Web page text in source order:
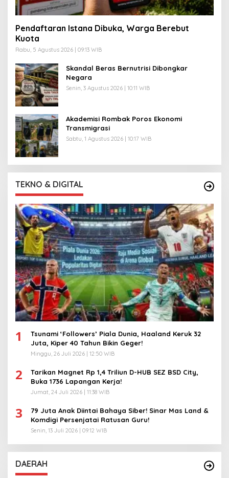
Pendaftaran Istana Dibuka, Warga Berebut
Kuota
Rabu, 5 Agustus 2026 | 09:13 WIB
Skandal Beras Bernutrisi Dibongkar
Negara
Senin, 3 Agustus 2026 | 10:11 WIB
Akademisi Rombak Poros Ekonomi
Transmigrasi
Sabtu, 1 Agustus 2026 | 10:17 WIB
TEKNO & DIGITAL
1
Tsunami ‘Followers’ Piala Dunia, Haaland Keruk 32
Juta, Kiper 40 Tahun Bikin Geger!
Minggu, 26 Juli 2026 | 12:50 WIB
2
Tarikan Magnet Rp 1,4 Triliun D-HUB SEZ BSD City,
Buka 1736 Lapangan Kerja!
Jumat, 24 Juli 2026 | 11:38 WIB
3
79 Juta Anak Diintai Bahaya Siber! Sinar Mas Land &
Komdigi Persenjatai Ratusan Guru!
Senin, 13 Juli 2026 | 09:12 WIB
DAERAH